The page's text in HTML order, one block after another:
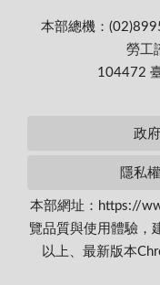
本部總機：
勞工
104472
政
隱私
本部網址：https://
覽品質與使用體驗，
以上、最新版本